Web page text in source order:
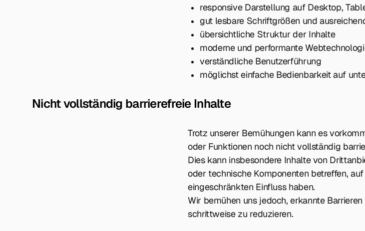
responsive Darstellung auf Desktop,
gut lesbare Schriftgrößen und
übersichtliche Struktur der Inhalte
moderne und performante
verständliche Benutzerführung
möglichst einfache Bedienbarkeit auf
Nicht vollständig barrierefreie Inhalte
Trotz unserer Bemühungen kann es
oder Funktionen noch nicht vollständig
Dies kann insbesondere Inhalte von
oder technische Komponenten betreffen,
eingeschränkten Einfluss haben.
Wir bemühen uns jedoch, erkannte
schrittweise zu reduzieren.